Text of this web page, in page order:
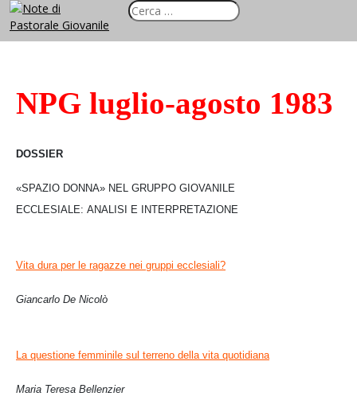
NPG luglio-agosto 1983
DOSSIER
«SPAZIO DONNA» NEL GRUPPO GIOVANILE
ECCLESIALE: ANALISI E INTERPRETAZIONE
Vita dura per le ragazze nei gruppi ecclesiali?
Giancarlo De Nicolò
La questione femminile sul terreno della vita quotidiana
Maria Teresa Bellenzier